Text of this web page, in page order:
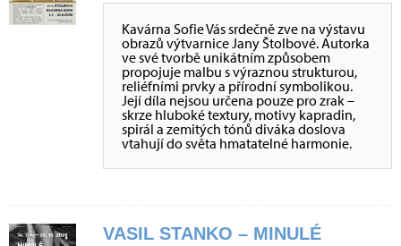
Kavárna Sofie Vás srdečně zve na výstavu
obrazů výtvarnice Jany Štolbové. Autorka
ve své tvorbě unikátním způsobem
propojuje malbu s výraznou strukturou,
reliéfními prvky a přírodní symbolikou.
Její díla nejsou určena pouze pro zrak –
skrze hluboké textury, motivy kapradin,
spirál a zemitých tónů diváka doslova
vtahují do světa hmatatelné harmonie.
VASIL STANKO – MINULÉ